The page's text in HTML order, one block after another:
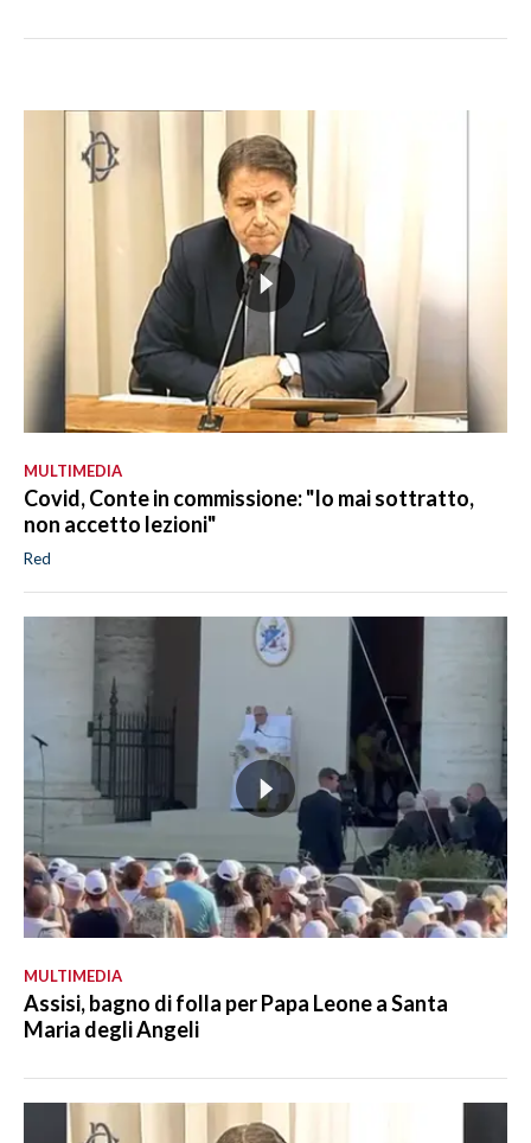
MULTIMEDIA
Covid, Conte in commissione: "Io mai sottratto,
non accetto lezioni"
Red
MULTIMEDIA
Assisi, bagno di folla per Papa Leone a Santa
Maria degli Angeli